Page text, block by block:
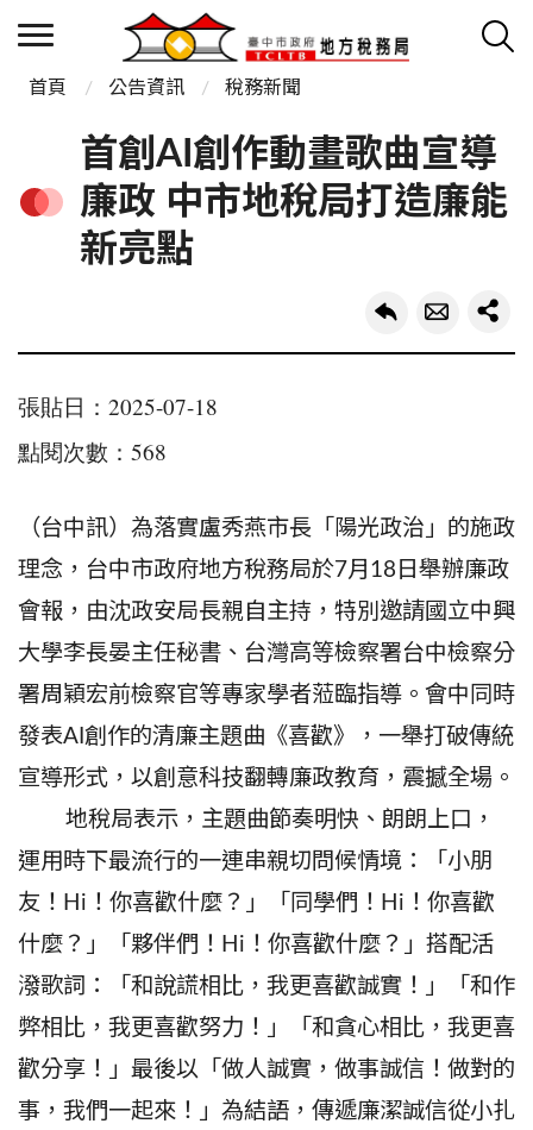
首頁 公告資訊 稅務新聞
首創AI創作動畫歌曲宣導
廉政 中市地稅局打造廉能
新亮點
張貼日：2025-07-18
點閱次數：568
（台中訊）為落實盧秀燕市長「陽光政治」的施政
理念，台中市政府地方稅務局於7月18日舉辦廉政
會報，由沈政安局長親自主持，特別邀請國立中興
大學李長晏主任秘書、台灣高等檢察署台中檢察分
署周穎宏前檢察官等專家學者蒞臨指導。會中同時
發表AI創作的清廉主題曲《喜歡》，一舉打破傳統
宣導形式，以創意科技翻轉廉政教育，震撼全場。
地稅局表示，主題曲節奏明快、朗朗上口，
運用時下最流行的一連串親切問候情境：「小朋
友！Hi！你喜歡什麼？」「同學們！Hi！你喜歡
什麼？」「夥伴們！Hi！你喜歡什麼？」搭配活
潑歌詞：「和說謊相比，我更喜歡誠實！」「和作
弊相比，我更喜歡努力！」「和貪心相比，我更喜
歡分享！」最後以「做人誠實，做事誠信！做對的
事，我們一起來！」為結語，傳遞廉潔誠信從小扎